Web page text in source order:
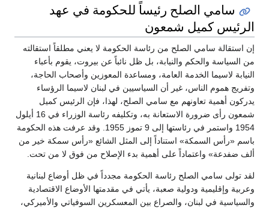
سامي الصلح رئيساً للحكومة في عهد
الرئيس كميل شمعون
إن استقالة سامي الصلح من رئاسة الحكومة لا يعني مطلقاً استقالته
من السياسة والحكم والنيابة، بل ظل نائباً عن بيروت، يقوم بأعباء
النيابة لاسيما الخدمة العامة، ومساعدة المعوزين وأصحاب الحاجة،
وتفريج هموم الناس، غير أن السياسيين في لبنان لاسيما الرؤساء
يدركون أهمية تعاونهم مع سامي الصلح، لهذا، فإن الرئيس كميل
شمعون رأى ضرورة الاستعانة به، وتكليفه رئاسة الوزراء في 16 أيلول
1954 واستمر في رئاستها إلى 9 تموز 1955. وقد عرفت هذه الحكومة
باسم «رأس السمكة» استناداً إلى المثل الشائع «رأس سمكة خير من
ألف ضفدعة» واعتماداً على أهمية بدء الإصلاح من فوق لا من تحت.
لقد تولى سامي الصلح رئاسة الحكومة مجدداً في ظل أوضاع لبنانية
وعربية وإقليمية ودولية صعبة، يأتي في مقدمتها الأوضاع الاقتصادية
والسياسية في لبنان، والصراع بين المعسكرين السوفياتي والأميركي،